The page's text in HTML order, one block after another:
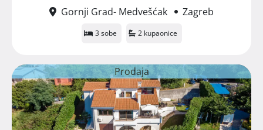
Gornji Grad- Medvešćak
Zagreb
3 sobe 2 kupaonice
Prodaja